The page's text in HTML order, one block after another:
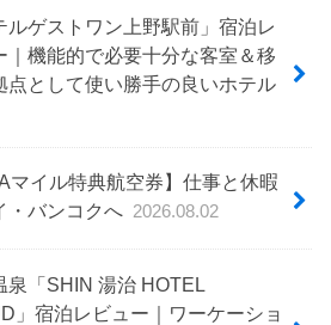
ルゲストワン上野駅前」宿泊レ
｜機能的で必要十分な客室＆移
点として使い勝手の良いホテル
マイル特典航空券】仕事と休暇
・バンコクへ 2026.08.02
泉「SHIN 湯治 HOTEL
」宿泊レビュー｜ワーケーショ